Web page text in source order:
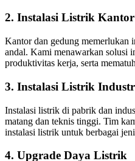
2. Instalasi Listrik
Kantor dan gedung memerlukan
andal. Kami menawarkan solusi
produktivitas kerja, serta
3. Instalasi Listrik
Instalasi listrik di pabrik dan
matang dan teknis tinggi. Tim
instalasi listrik untuk berbagai
4. Upgrade Daya Listrik